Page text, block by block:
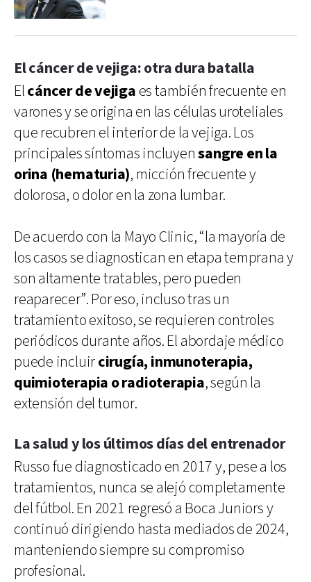
El cáncer de vejiga: otra dura batalla
Elcáncer de vejiga es también frecuente en
varones y se origina en las células uroteliales
que recubren el interior de la vejiga. Los
principales síntomas incluyensangre en la
orina (hematuria), micción frecuente y
dolorosa, o dolor en la zona lumbar.
De acuerdo con la Mayo Clinic, “la mayoría de
los casos se diagnostican en etapa temprana y
son altamente tratables, pero pueden
reaparecer”. Por eso, incluso tras un
tratamiento exitoso, se requieren controles
periódicos durante años. El abordaje médico
puede incluircirugía, inmunoterapia,
quimioterapia o radioterapia, según la
extensión del tumor.
La salud y los últimos días del entrenador
Russo fue diagnosticado en 2017 y, pese a los
tratamientos, nunca se alejó completamente
del fútbol. En 2021 regresó a Boca Juniors y
continuó dirigiendo hasta mediados de 2024,
manteniendo siempre su compromiso
profesional.